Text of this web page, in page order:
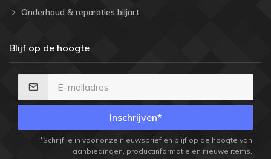
Onderhoud & reparaties biljart
Blijf op de hoogte
Inschrijven*
*Schrijf je in voor onze nieuwsbrief en blijf op de hoogte van
aanbiedingen, productinformatie en nieuwe items.